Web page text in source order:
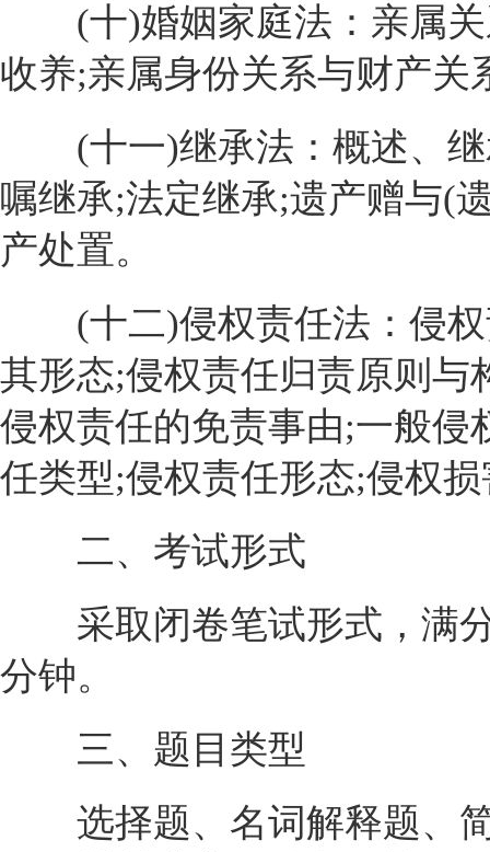
(十)婚姻家庭法：亲属关
收养;亲属身份关系与财产关
(十一)继承法：概述、继
嘱继承;法定继承;遗产赠与(
产处置。
(十二)侵权责任法：侵权
其形态;侵权责任归责原则与
侵权责任的免责事由;一般侵
任类型;侵权责任形态;侵权
二、考试形式
采取闭卷笔试形式，满分
分钟。
三、题目类型
选择题、名词解释题、简